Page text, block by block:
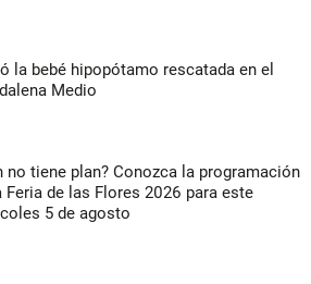
la bebé hipopótamo rescatada en el
Medio
no tiene plan? Conozca la programación
Feria de las Flores 2026 para este
5 de agosto